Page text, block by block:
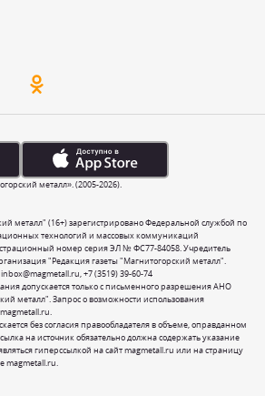
металл" (16+) зарегистрировано Федеральной службой по
технологий и массовых коммуникаций
номер серия ЭЛ № ФС77-84058. Учредитель
"Редакция газеты "Магнитогорский металл".
inbox@magmetall.ru,+7 (3519) 39-60-74
допускается только с письменного разрешения АНО
металл". Запрос о возможности использования
.
без согласия правообладателя в объеме, оправданном
на источник обязательно должна содержать указание
гиперссылкой на сайт magmetall.ru или на страницу
magmetall.ru.
металл». (2005-2026).